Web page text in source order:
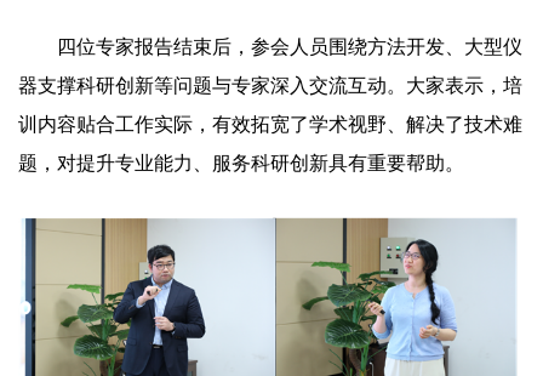
四位专家报告结束后，参会人员围绕方法开发、大型仪
器支撑科研创新等问题与专家深入交流互动。大家表示，培
训内容贴合工作实际，有效拓宽了学术视野、解决了技术难
题，对提升专业能力、服务科研创新具有重要帮助。